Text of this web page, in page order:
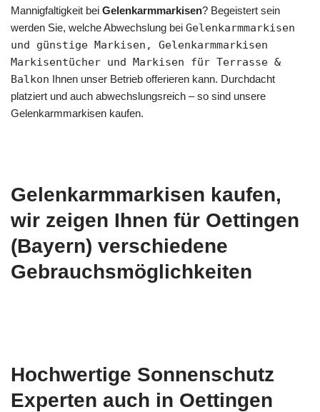
Mannigfaltigkeit bei Gelenkarmmarkisen? Begeistert sein
werden Sie, welche Abwechslung bei Gelenkarmmarkisen
und günstige Markisen, Gelenkarmmarkisen
Markisentücher und Markisen für Terrasse &
Balkon Ihnen unser Betrieb offerieren kann. Durchdacht
platziert und auch abwechslungsreich – so sind unsere
Gelenkarmmarkisen kaufen.
Gelenkarmmarkisen kaufen,
wir zeigen Ihnen für Oettingen
(Bayern) verschiedene
Gebrauchsmöglichkeiten
Hochwertige Sonnenschutz
Experten auch in Oettingen